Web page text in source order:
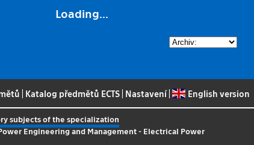
Loading...
Katalog předmětů ECTS Nastavení| English version
subjects of the specialization
Engineering and Management - Electrical Power